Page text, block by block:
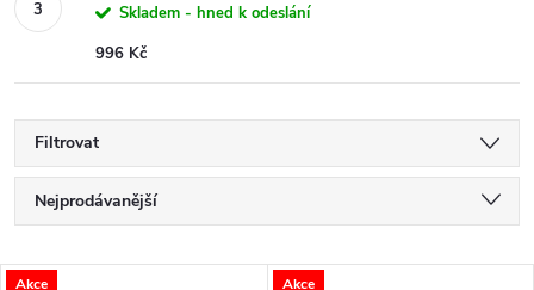
Skladem - hned k odeslání
996 Kč
Filtrovat
Ř
a
Nejprodávanější
Akce Akce